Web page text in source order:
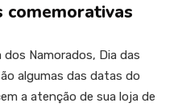
comemorativas
dos Namorados, Dia das
algumas das datas do
a atenção de sua loja de